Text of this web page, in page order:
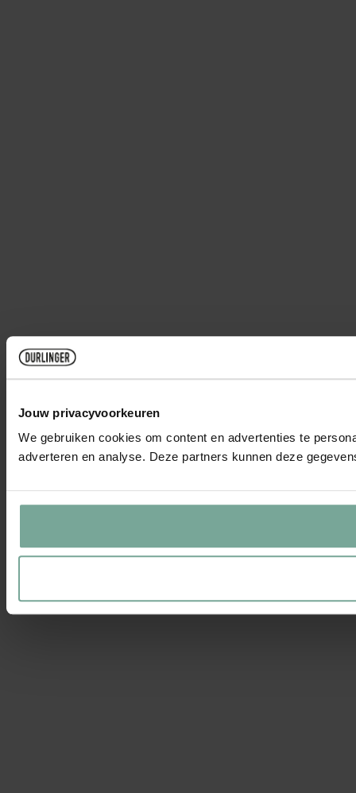
Jouw privacyvoorkeuren
We gebruiken cookies om content en advertenties te
adverteren en analyse. Deze partners kunnen deze